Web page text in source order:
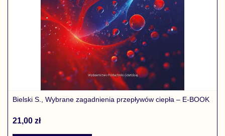
Bielski S., Wybrane zagadnienia przepływów ciepła – E-BOOK
21,00 zł